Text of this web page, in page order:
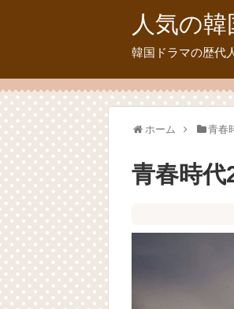
人気の
韓国ドラマの歴代
ホーム 青春
青春時代